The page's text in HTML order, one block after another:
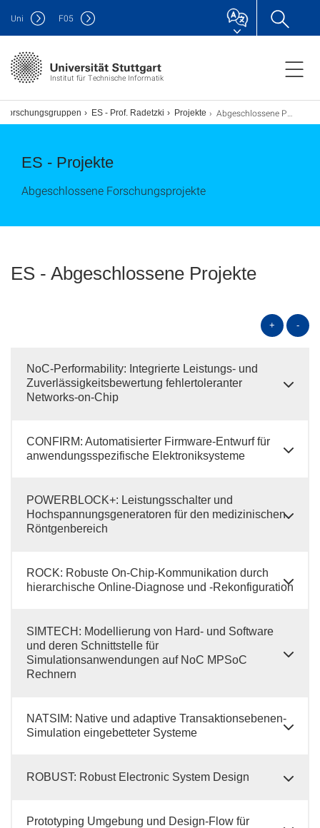
Institut für Technische Informatik
Uni F05
ES - Prof. Radetzki Projekte Abgeschlossene Projekte
ES - Projekte
Abgeschlossene Forschungsprojekte
ES - Abgeschlossene Projekte
+ -
NoC-Performability: Integrierte Leistungs- und
Zuverlässigkeitsbewertung fehlertoleranter
Networks-on-Chip
CONFIRM: Automatisierter Firmware-Entwurf für
anwendungsspezifische Elektroniksysteme
POWERBLOCK+: Leistungsschalter und
Hochspannungsgeneratoren für den medizinischen
Röntgenbereich
ROCK: Robuste On-Chip-Kommunikation durch
hierarchische Online-Diagnose und -Rekonfiguration
SIMTECH: Modellierung von Hard- und Software
und deren Schnittstelle für
Simulationsanwendungen auf NoC MPSoC
Rechnern
NATSIM: Native und adaptive Transaktionsebenen-
Simulation eingebetteter Systeme
ROBUST: Robust Electronic System Design
Prototyping Umgebung und Design-Flow für